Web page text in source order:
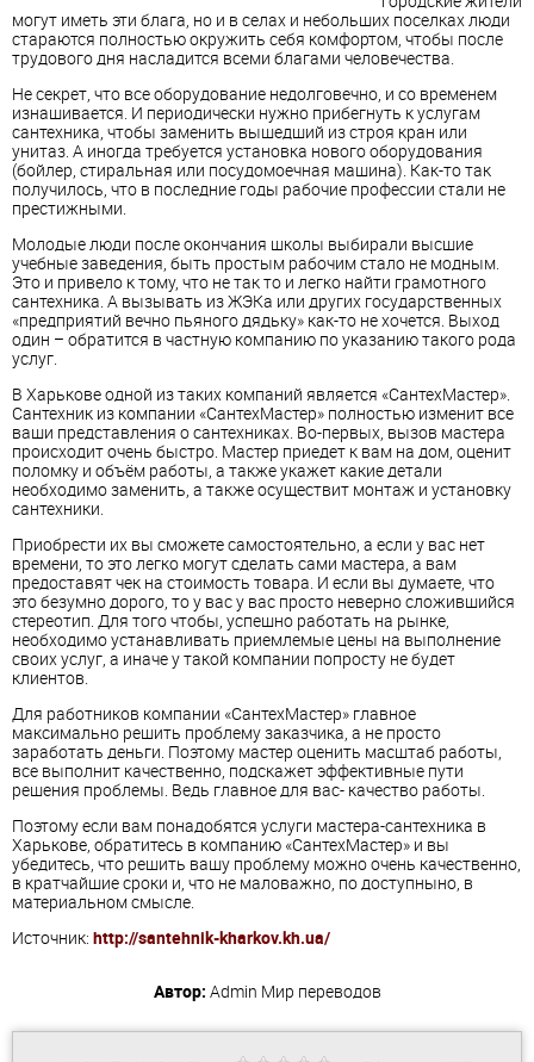
могут иметь эти блага, но и в селах и небольших поселках люди
стараются полностью окружить себя комфортом, чтобы после
трудового дня насладится всеми благами человечества.
Не секрет, что все оборудование недолговечно, и со временем
изнашивается. И периодически нужно прибегнуть к услугам
сантехника, чтобы заменить вышедший из строя кран или
унитаз. А иногда требуется установка нового оборудования
(бойлер, стиральная или посудомоечная машина). Как-то так
получилось, что в последние годы рабочие профессии стали не
престижными.
Молодые люди после окончания школы выбирали высшие
учебные заведения, быть простым рабочим стало не модным.
Это и привело к тому, что не так то и легко найти грамотного
сантехника. А вызывать из ЖЭКа или других государственных
«предприятий вечно пьяного дядьку» как-то не хочется. Выход
один – обратится в частную компанию по указанию такого рода
услуг.
В Харькове одной из таких компаний является «СантехМастер».
Сантехник из компании «СантехМастер» полностью изменит все
ваши представления о сантехниках. Во-первых, вызов мастера
происходит очень быстро. Мастер приедет к вам на дом, оценит
поломку и объём работы, а также укажет какие детали
необходимо заменить, а также осуществит монтаж и установку
сантехники.
Приобрести их вы сможете самостоятельно, а если у вас нет
времени, то это легко могут сделать сами мастера, а вам
предоставят чек на стоимость товара. И если вы думаете, что
это безумно дорого, то у вас у вас просто неверно сложившийся
стереотип. Для того чтобы, успешно работать на рынке,
необходимо устанавливать приемлемые цены на выполнение
своих услуг, а иначе у такой компании попросту не будет
клиентов.
Для работников компании «СантехМастер» главное
максимально решить проблему заказчика, а не просто
заработать деньги. Поэтому мастер оценить масштаб работы,
все выполнит качественно, подскажет эффективные пути
решения проблемы. Ведь главное для вас- качество работы.
Поэтому если вам понадобятся услуги мастера-сантехника в
Харькове, обратитесь в компанию «СантехМастер» и вы
убедитесь, что решить вашу проблему можно очень качественно,
в кратчайшие сроки и, что не маловажно, по доступныно, в
материальном смысле.
Источник: http://santehnik-kharkov.kh.ua/
Автор: Admin Мир переводов